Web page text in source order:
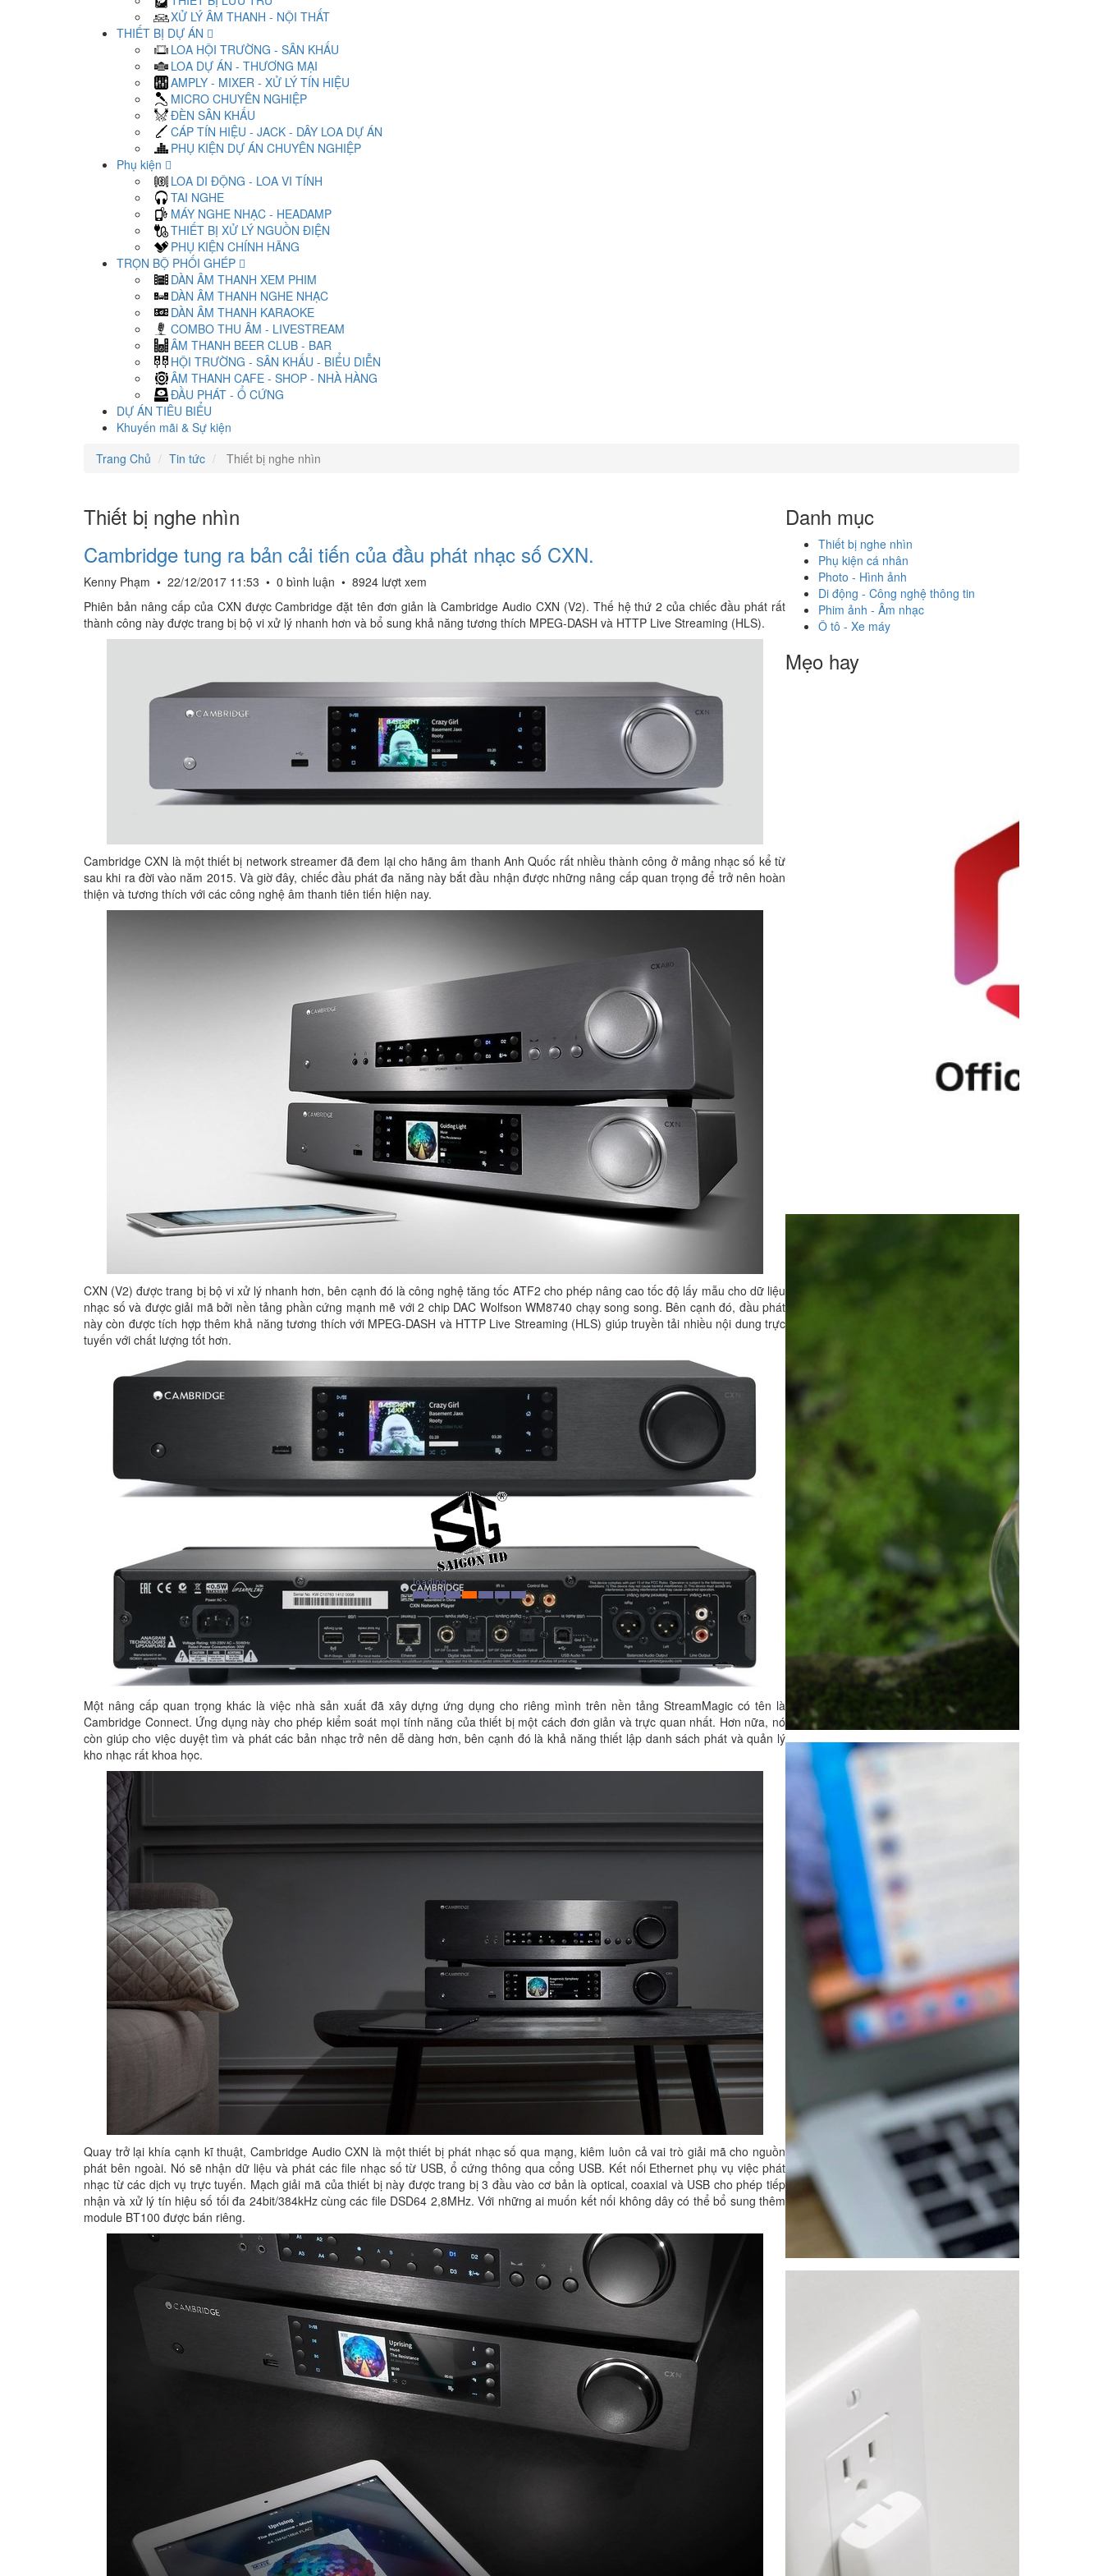
XỬ LÝ ÂM THANH - NỘI THẤT
THIẾT BỊ DỰ ÁN
LOA HỘI TRƯỜNG - SÂN KHẤU
LOA DỰ ÁN - THƯƠNG MẠI
AMPLY - MIXER - XỬ LÝ TÍN HIỆU
MICRO CHUYÊN NGHIỆP
ĐÈN SÂN KHẤU
CÁP TÍN HIỆU - JACK - DÂY LOA DỰ ÁN
PHỤ KIỆN DỰ ÁN CHUYÊN NGHIỆP
Phụ kiện
LOA DI ĐỘNG - LOA VI TÍNH
TAI NGHE
MÁY NGHE NHẠC - HEADAMP
THIẾT BỊ XỬ LÝ NGUỒN ĐIỆN
PHỤ KIỆN CHÍNH HÃNG
TRỌN BỘ PHỐI GHÉP
DÀN ÂM THANH XEM PHIM
DÀN ÂM THANH NGHE NHẠC
DÀN ÂM THANH KARAOKE
COMBO THU ÂM - LIVESTREAM
ÂM THANH BEER CLUB - BAR
HỘI TRƯỜNG - SÂN KHẤU - BIỂU DIỄN
ÂM THANH CAFE - SHOP - NHÀ HÀNG
ĐẦU PHÁT - Ổ CỨNG
DỰ ÁN TIÊU BIỂU
Khuyến mãi & Sự kiện
Trang Chủ
Tin tức Thiết bị nghe nhìn
Thiết bị nghe nhìn
Cambridge tung ra bản cải tiến của đầu phát nhạc số CXN.
Kenny Phạm • 22/12/2017 11:53 • 0 bình luận • 8924 lượt xem
Phiên bản nâng cấp của CXN được Cambridge đặt tên đơn giản là Cambridge Audio CXN (V2). Thế hệ thứ 2 của chiếc đầu phát rất
thành công này được trang bị bộ vi xử lý nhanh hơn và bổ sung khả năng tương thích MPEG-DASH và HTTP Live Streaming (HLS).
Cambridge CXN là một thiết bị network streamer đã đem lại cho hãng âm thanh Anh Quốc rất nhiều thành công ở mảng nhạc số kể từ
sau khi ra đời vào năm 2015. Và giờ đây, chiếc đầu phát đa năng này bắt đầu nhận được những nâng cấp quan trọng để trở nên hoàn
thiện và tương thích với các công nghệ âm thanh tiên tiến hiện nay.
CXN (V2) được trang bị bộ vi xử lý nhanh hơn, bên cạnh đó là công nghệ tăng tốc ATF2 cho phép nâng cao tốc độ lấy mẫu cho dữ liệu
nhạc số và được giải mã bởi nền tảng phần cứng mạnh mẽ với 2 chip DAC Wolfson WM8740 chạy song song. Bên cạnh đó, đầu phát
này còn được tích hợp thêm khả năng tương thích với MPEG-DASH và HTTP Live Streaming (HLS) giúp truyền tải nhiều nội dung trực
tuyến với chất lượng tốt hơn.
Một nâng cấp quan trọng khác là việc nhà sản xuất đã xây dựng ứng dụng cho riêng mình trên nền tảng StreamMagic có tên là
Cambridge Connect. Ứng dụng này cho phép kiểm soát mọi tính năng của thiết bị một cách đơn giản và trực quan nhất. Hơn nữa, nó
còn giúp cho việc duyệt tìm và phát các bản nhạc trở nên dễ dàng hơn, bên cạnh đó là khả năng thiết lập danh sách phát và quản lý
kho nhạc rất khoa học.
Quay trở lại khía cạnh kĩ thuật, Cambridge Audio CXN là một thiết bị phát nhạc số qua mạng, kiêm luôn cả vai trò giải mã cho nguồn
phát bên ngoài. Nó sẽ nhận dữ liệu và phát các file nhạc số từ USB, ổ cứng thông qua cổng USB. Kết nối Ethernet phụ vụ việc phát
nhạc từ các dịch vụ trực tuyến. Mạch giải mã của thiết bị này được trang bị 3 đầu vào cơ bản là optical, coaxial và USB cho phép tiếp
nhận và xử lý tín hiệu số tối đa 24bit/384kHz cùng các file DSD64 2,8MHz. Với những ai muốn kết nối không dây có thể bổ sung thêm
module BT100 được bán riêng.
Danh mục
Thiết bị nghe nhìn
Phụ kiện cá nhân
Photo - Hình ảnh
Di động - Công nghệ thông tin
Phim ảnh - Âm nhạc
Ô tô - Xe máy
Mẹo hay